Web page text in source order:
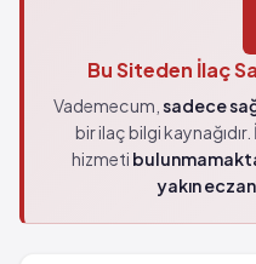
Bu Siteden İlaç
Vademecum, sadece
bir ilaç bilgi
hizmeti
yakın